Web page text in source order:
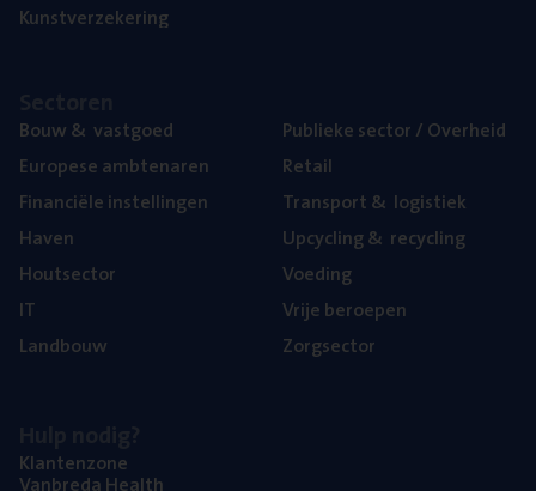
Kunst­ver­ze­ke­ring
Bouw& vastgoed
Euro­pe­se ambtenaren
Finan­ci­ë­le instellingen
Haven
Hout­sec­tor
IT
Land­bouw
Publie­ke sec­tor / Overheid
Retail
Trans­port& logistiek
Upcy­cling& recycling
Voe­ding
Vrije beroe­pen
Zorg­sec­tor
Klan­ten­zo­ne
Van­b­re­da Health